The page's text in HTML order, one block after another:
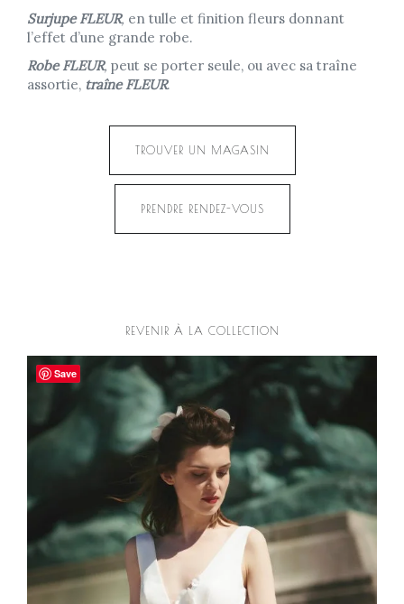
Surjupe FLEUR, en tulle et finition fleurs donnant
l’effet d’une grande robe.
Robe FLEUR, peut se porter seule, ou avec sa traîne
assortie, traîne FLEUR.
TROUVER UN MAGASIN
PRENDRE RENDEZ-VOUS
REVENIR À LA COLLECTION
Save